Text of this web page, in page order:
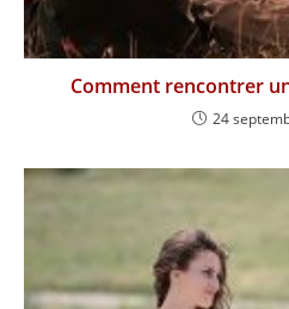
Comment rencontrer
24